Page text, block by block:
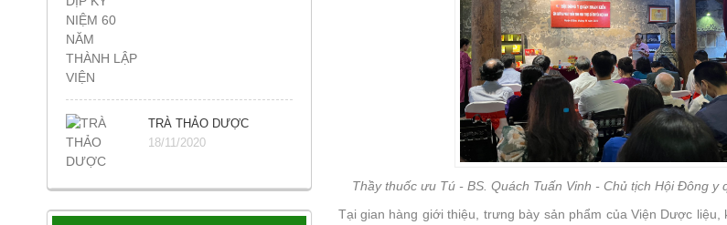
TRÀ THẢO DƯỢC
18/11/2020
Thầy thuốc ưu Tú - BS. Quách Tuấn Vinh - Chủ tịch Hội Đông y
Tại gian hàng giới thiệu, trưng bày sản phẩm của Viện Dược